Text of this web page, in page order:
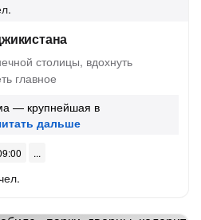
столицы, вдохнуть
главное
— крупнейшая в